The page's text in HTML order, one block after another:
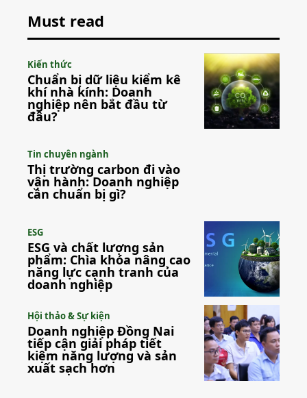
Must read
Kiến thức
Chuẩn bị dữ liệu kiểm kê
khí nhà kính: Doanh
nghiệp nên bắt đầu từ
đâu?
Tin chuyên ngành
Thị trường carbon đi vào
vận hành: Doanh nghiệp
cần chuẩn bị gì?
ESG
ESG và chất lượng sản
phẩm: Chìa khóa nâng cao
năng lực cạnh tranh của
doanh nghiệp
Hội thảo & Sự kiện
Doanh nghiệp Đồng Nai
tiếp cận giải pháp tiết
kiệm năng lượng và sản
xuất sạch hơn